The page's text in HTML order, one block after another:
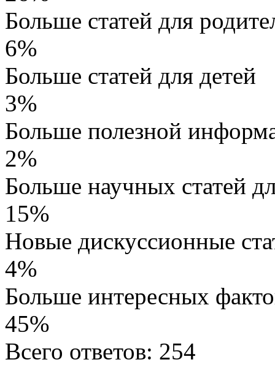
Больше статей для
6%
Больше статей для детей
3%
Больше полезной
2%
Больше научных статей
15%
Новые дискуссионные
4%
Больше интересных
45%
Всего ответов: 254